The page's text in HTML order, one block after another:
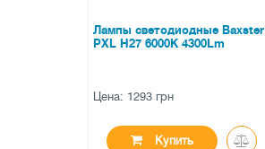
Лампы светодиодные Baxster
PXL H27 6000K 4300Lm
Цена: 1293 грн
Купить